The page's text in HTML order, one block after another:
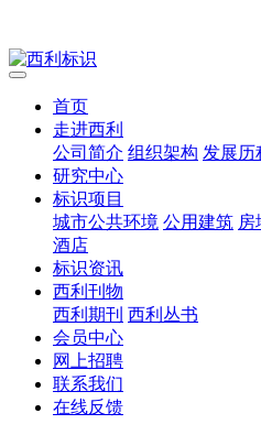
首页
走进西利
公司简介 组织架构 发展历
研究中心
标识项目
城市公共环境 公用建筑 房
酒店
标识资讯
西利刊物
西利期刊 西利丛书
会员中心
网上招聘
联系我们
在线反馈